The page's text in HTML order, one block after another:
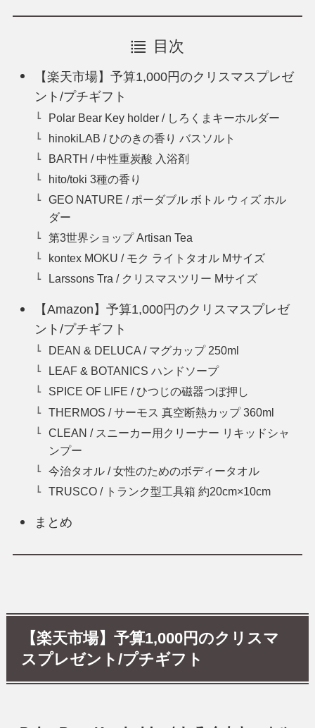
目次
【楽天市場】予算1,000円のクリスマスプレゼ
ント/プチギフト
Polar Bear Key holder / しろくまキーホルダー
hinokiLAB / ひのきの香り バスソルト
BARTH / 中性重炭酸 入浴剤
hito/toki 3種の香り
GEO NATURE / ポーダブル ボトル ウィズ ホル
ダー
第3世界ショップ Artisan Tea
kontex MOKU / モク ライトタオル Mサイズ
Larssons Tra / クリスマスツリー Mサイズ
【Amazon】予算1,000円のクリスマスプレゼ
ント/プチギフト
DEAN & DELUCA / マグカップ 250ml
LEAF & BOTANICS ハンドソープ
SPICE OF LIFE / ひつじの磁器つぼ押し
THERMOS / サーモス 真空断熱カップ 360ml
CLEAN / スニーカー用クリーナー リキッドシャ
ンプー
今治タオル / 女性のためのボディータオル
TRUSCO / トランク型工具箱 約20cm×10cm
まとめ
【楽天市場】予算1,000円のクリスマ
スプレゼント/プチギフト